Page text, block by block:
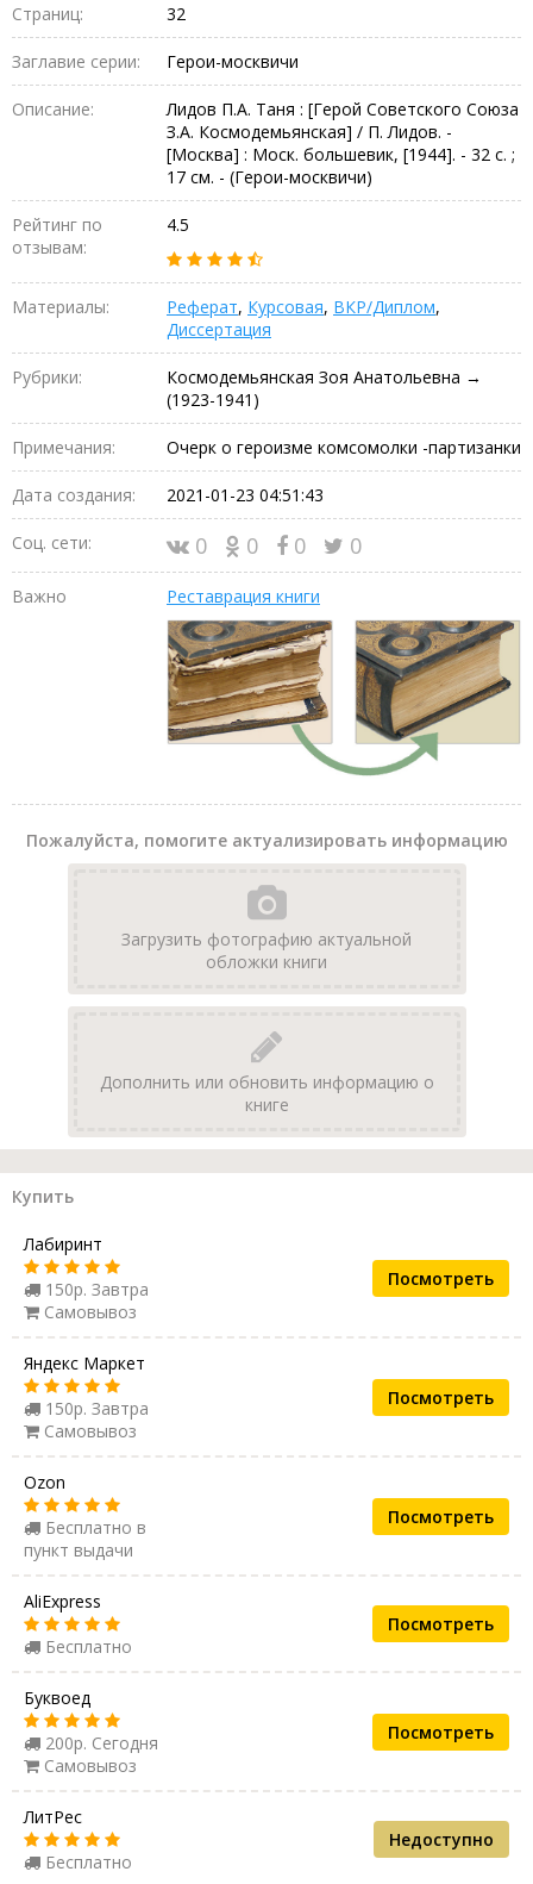
Страниц: 32
Заглавие серии: Герои-москвичи
Описание:
Лидов П.А. Таня : [Герой Советского Союза
З.А. Космодемьянская] / П. Лидов. -
[Москва] : Моск. большевик, [1944]. - 32 с. ;
17 см. - (Герои-москвичи)
Рейтинг по
отзывам:
4.5
Материалы: Реферат, Курсовая, ВКР/Диплом,
Диссертация
Рубрики:
Космодемьянская Зоя Анатольевна →
(1923-1941)
Примечания: Очерк о героизме комсомолки -партизанки
Дата создания: 2021-01-23 04:51:43
Соц. сети: 0 0 0 0
Важно Реставрация книги
Пожалуйста, помогите актуализировать информацию
Загрузить фотографию актуальной
обложки книги
Дополнить или обновить информацию о
книге
Купить
Лабиринт
150р. Завтра
Самовывоз
Посмотреть
Яндекс Маркет
150р. Завтра
Самовывоз
Посмотреть
Ozon
Бесплатно в
пункт выдачи
Посмотреть
AliExpress
Бесплатно
Посмотреть
Буквоед
200р. Сегодня
Самовывоз
Посмотреть
ЛитРес
Бесплатно
Недоступно